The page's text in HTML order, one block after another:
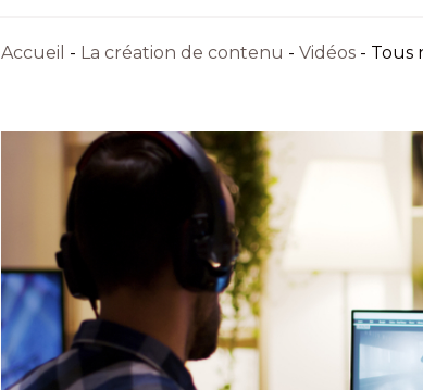
Accueil - La création de contenu - Vidéos - Tous